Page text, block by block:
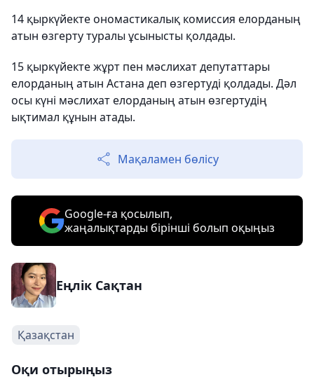
14 қыркүйекте ономастикалық комиссия елорданың
атын өзгерту туралы ұсынысты қолдады.
15 қыркүйекте жұрт пен мәслихат депутаттары
елорданың атын Астана деп өзгертуді қолдады. Дәл
осы күні мәслихат елорданың атын өзгертудің
ықтимал құнын атады.
Мақаламен бөлісу
Google-ға қосылып,
жаңалықтарды бірінші болып оқыңыз
Еңлік Сақтан
Қазақстан
Оқи отырыңыз